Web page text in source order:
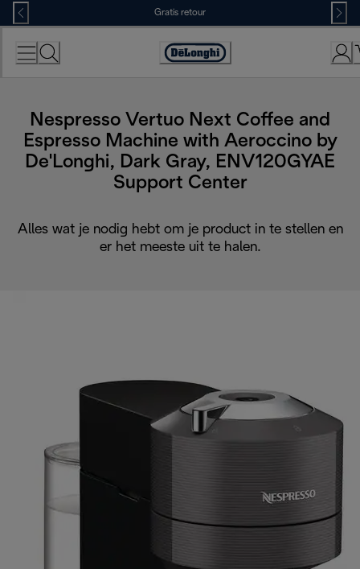
Skip
to
Content
Gratis retour
Accessibility
Nespresso Vertuo Next Coffee and
Espresso Machine with Aeroccino by
De'Longhi, Dark Gray, ENV120GYAE
Support Center
Alles wat je nodig hebt om je product in te stellen en
er het meeste uit te halen.